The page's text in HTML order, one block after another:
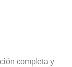
completa y